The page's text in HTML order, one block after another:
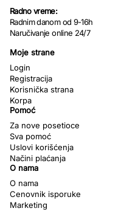
Radno vreme:
Radnim danom od 9-16h
Naručivanje online 24/7
Moje strane
Login
Registracija
Korisnička strana
Korpa
Pomoć
Za nove posetioce
Sva pomoć
Uslovi korišćenja
Načini plaćanja
O nama
O nama
Cenovnik isporuke
Marketing